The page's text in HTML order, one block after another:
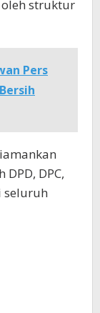
struktur
Pers
DPC,
seluruh